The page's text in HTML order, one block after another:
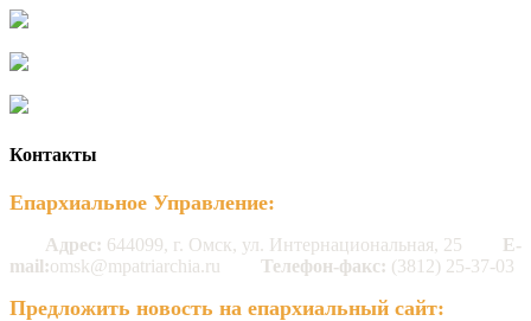
Контакты
Епархиальное Управление:
Адрес: 644099, г. Омск, ул. Интернациональная, 25
E-
mail:omsk@mpatriarchia.ru Телефон-факс: (3812) 25-37-03
Предложить новость на епархиальный сайт: